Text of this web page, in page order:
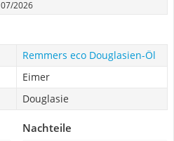
07/2026
Remmers eco Douglasien-Öl
Eimer
Douglasie
Nachteile